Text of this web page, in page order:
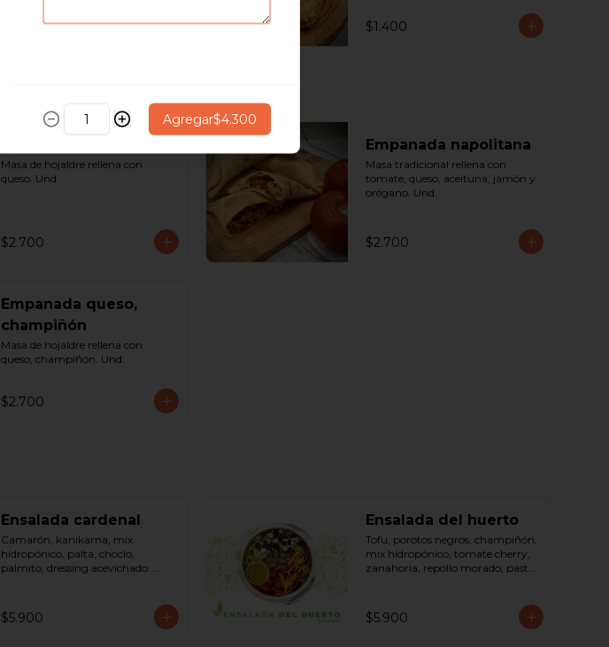
$1.400
Masa de hojaldre rellena con
queso. Und.
$2.700
Empanada napolitana
Masa tradicional rellena con
tomate, queso, aceituna, jamón y
orégano. Und.
$2.700
Empanada queso,
champiñón
Masa de hojaldre rellena con
queso, champiñón. Und.
$2.700
Ensalada cardenal
Camarón, kanikama, mix
hidropónico, palta, choclo,
palmito, dressing acevichado:
negra y sal). Bowl.
$5.900
Ensalada del huerto
Tofu, porotos negros, champiñón,
mix hidropónico, tomate cherry,
zanahoria, repollo morado, pasta
dressing: vinagreta, mostaza
(vinagre blanco, mostaza,
$5.900
Agregar$4.300